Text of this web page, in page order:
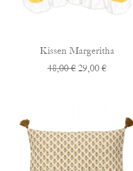
Kissen Margeritha
48,00 € 29,00 €